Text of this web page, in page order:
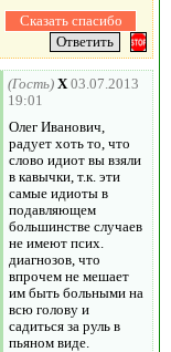
(Гость) X 03.07.2013
19:01
Олег Иванович,
радует хоть то, что
слово идиот вы взяли
в кавычки, т.к. эти
самые идиоты в
подавляющем
большинстве случаев
не имеют псих.
диагнозов, что
впрочем не мешает
им быть больными на
всю голову и
садиться за руль в
пьяном виде.